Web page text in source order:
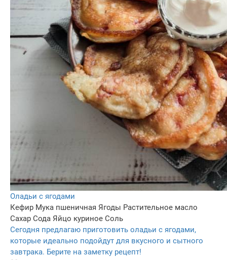
Оладьи с ягодами
Кефир Мука пшеничная Ягоды Растительное масло
Сахар Сода Яйцо куриное Соль
Сегодня предлагаю приготовить оладьи с ягодами,
которые идеально подойдут для вкусного и сытного
завтрака. Берите на заметку рецепт!